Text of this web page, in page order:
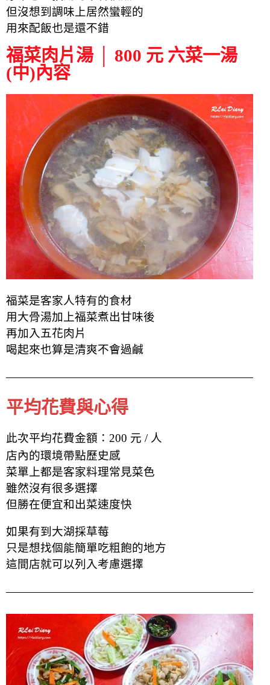
但沒想到調味上居然蠻輕的
用來配飯也是還不錯
福菜肉片湯 │ 800 元 六菜一湯
(中)內容
福菜是客家人特有的食材
用大骨湯加上福菜煮出甘味後
再加入五花肉片
喝起來也算是清爽不會過鹹
平均花費與心得
此次平均花費金額：200 元 / 人
店內的環境帶點歷史感
菜單上都是客家料理常見菜色
雖然沒有很多選擇
但勝在便宜和出菜速度快
如果有到大湖採草莓
只是想找個能簡單吃粗飽的地方
這間店就可以列入考慮選擇